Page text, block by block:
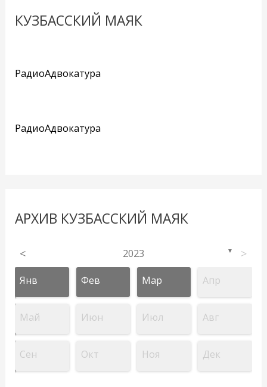
КУЗБАССКИЙ МАЯК
РадиоАдвокатура
РадиоАдвокатура
АРХИВ КУЗБАССКИЙ МАЯК
< 2023 ▼ >
Янв Фев Мар Апр
Май Июн Июл Авг
Сен Окт Ноя Дек